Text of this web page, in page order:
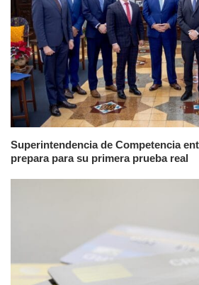
Superintendencia de Competencia
prepara para su primera prueba real